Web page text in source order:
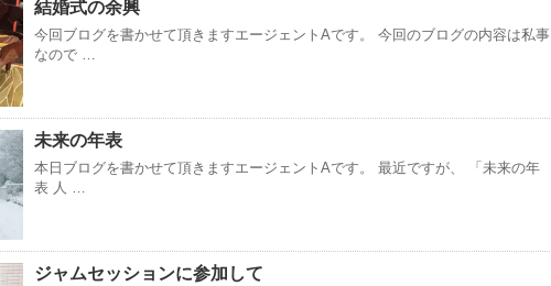
結婚式の余興
今回ブログを書かせて頂きますエージェントAです。 今回のブログの内容は私事
なので …
未来の年表
本日ブログを書かせて頂きますエージェントAです。 最近ですが、 「未来の年
表 人 …
ジャムセッションに参加して